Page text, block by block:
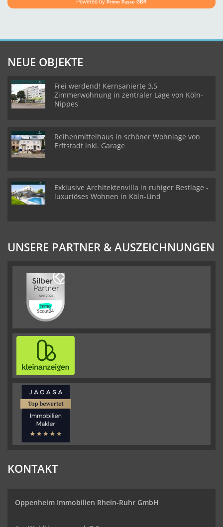
NEUE OBJEKTE
Frei werdend! Kernsanierte 3,5
Zimmerwohnung in zentraler Lage von Köln-
Nippes
Reihenmittelhaus in schöner Wohnlage von
Erftstadt inkl. Garage
Exklusive Architektenvilla in ruhiger Bestlage -
luxuriöses Wohnen in Köln-Lind
UNSERE PARTNER & AUSZEICHNUNGEN
KONTAKT
Oppenheim Immobilien Rhein-Ruhr GmbH